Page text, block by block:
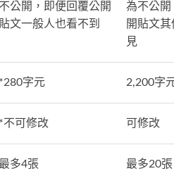
不公開，即便回覆公開
貼文一般人也看不到
為不公開
開貼文
見
*280字元 2,200字
*不可修改 可修改
最多4張 最多20張